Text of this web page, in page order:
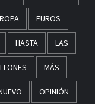
EUROS
HASTA LAS
MÁS
OPINIÓN